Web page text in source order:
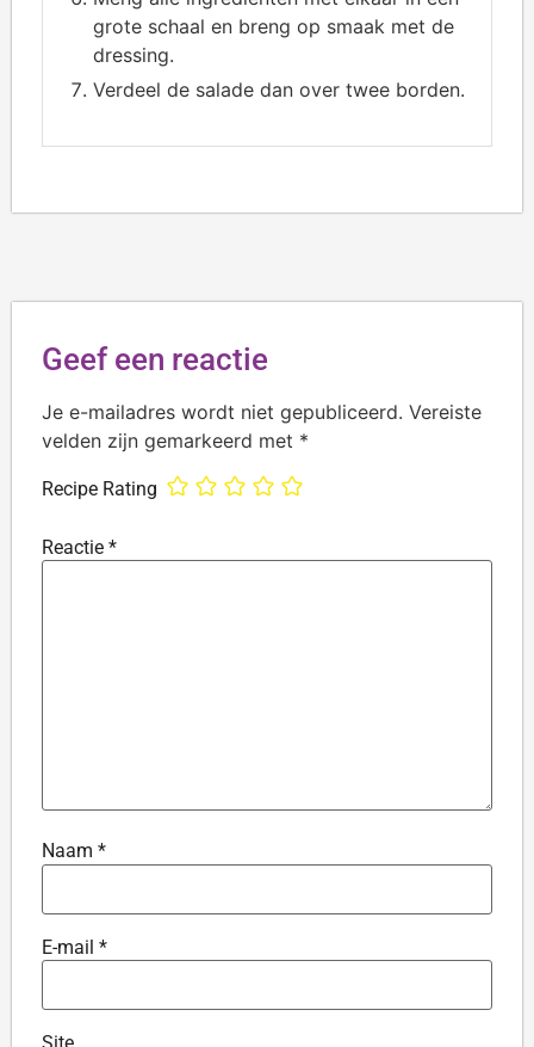
grote schaal en breng op smaak met de
dressing.
Verdeel de salade dan over twee borden.
Geef een reactie
Je e-mailadres wordt niet gepubliceerd. Vereiste
velden zijn gemarkeerd met *
Recipe Rating
Reactie *
Naam *
E-mail *